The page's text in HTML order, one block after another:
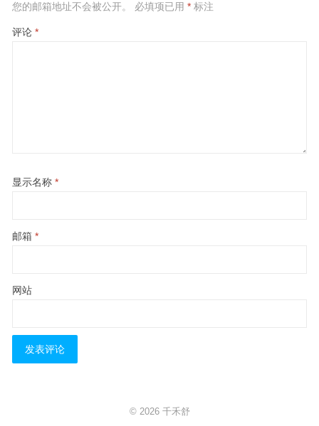
您的邮箱地址不会被公开。 必填项已用 *标注
评论 *
显示名称 *
邮箱 *
网站
© 2026 千禾舒